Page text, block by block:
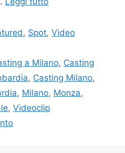
, Spot,Video
a Milano, Casting
, Casting Milano,
, Milano, Monza,
, Videoclip